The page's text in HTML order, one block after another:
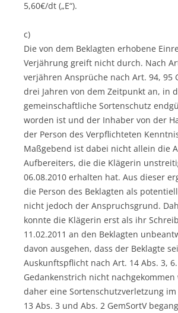
5,60€/dt („E“).
c)
Die von dem Beklagten erhobene
Verjährung greift nicht durch. Nach
verjähren Ansprüche nach Art. 94, 95
drei Jahren von dem Zeitpunkt an, in
gemeinschaftliche Sortenschutz
worden ist und der Inhaber von der
der Person des Verpflichteten
Maßgebend ist dabei nicht allein die
Aufbereiters, die die Klägerin
06.08.2010 erhalten hat. Aus dieser
die Person des Beklagten als
nicht jedoch der Anspruchsgrund.
konnte die Klägerin erst als ihr
11.02.2011 an den Beklagten
davon ausgehen, dass der Beklagte
Auskunftspflicht nach Art. 14 Abs. 3, 6.
Gedankenstrich nicht
daher eine Sortenschutzverletzung im
13 Abs. 3 und Abs. 2 GemSortV